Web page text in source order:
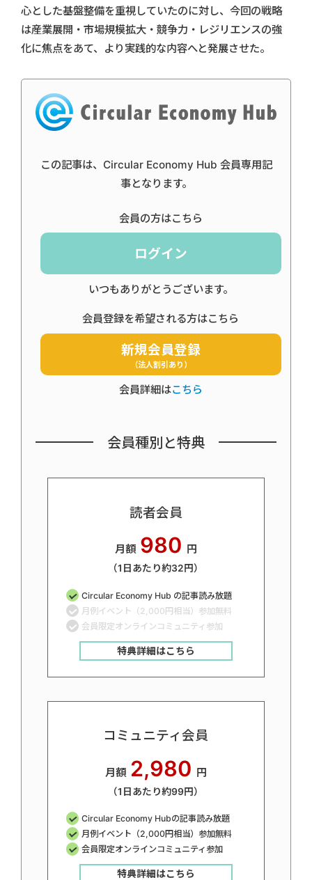
心とした基盤整備を重視していたのに対し、今回の戦略
は産業展開・市場規模拡大・競争力・レジリエンスの強
化に焦点をあて、より実践的な内容へと発展させた。
この記事は、Circular Economy Hub 会員専用記
事となります。
会員の方はこちら
ログイン
いつもありがとうございます。
会員登録を希望される方はこちら
新規会員登録
（法人割引あり）
会員詳細はこちら
会員種別と特典
読者会員
月額 980 円
（1日あたり約32円）
Circular Economy Hub の記事読み放題
月例イベント（2,000円相当）参加無料
会員限定オンラインコミュニティ参加
特典詳細はこちら
コミュニティ会員
月額 2,980 円
（1日あたり約99円）
Circular Economy Hubの記事読み放題
月例イベント（2,000円相当）参加無料
会員限定オンラインコミュニティ参加
特典詳細はこちら